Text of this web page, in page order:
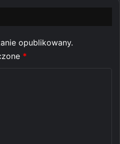
opublikowany.
*